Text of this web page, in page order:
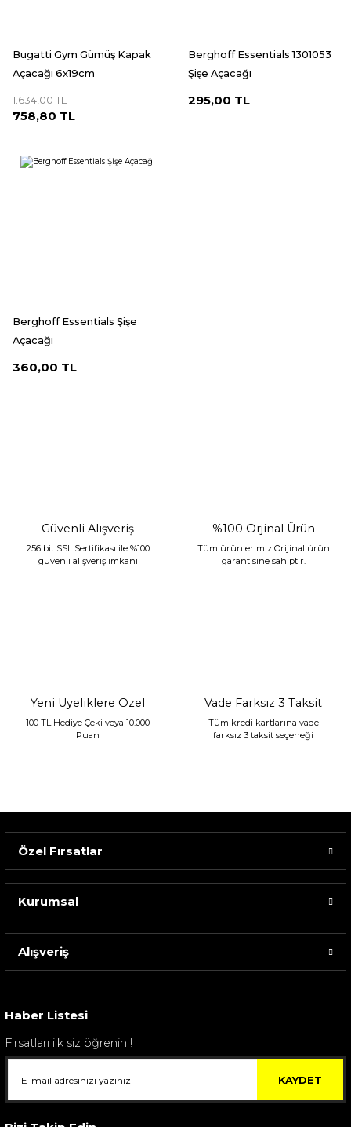
Bugatti Gym Gümüş Kapak
Açacağı 6x19cm
1.634,00 TL
758,80 TL
Berghoff Essentials 1301053
Şişe Açacağı
295,00 TL
Berghoff Essentials Şişe
Açacağı
360,00 TL
Güvenli Alışveriş
256 bit SSL Sertifikası ile %100
güvenli alışveriş imkanı
%100 Orjinal Ürün
Tüm ürünlerimiz Orijinal ürün
garantisine sahiptir.
Yeni Üyeliklere Özel
100 TL Hediye Çeki veya 10.000
Puan
Vade Farksız 3 Taksit
Tüm kredi kartlarına vade
farksız 3 taksit seçeneği
Özel Fırsatlar
Kurumsal
Alışveriş
Haber Listesi
Fırsatları ilk siz öğrenin !
KAYDET